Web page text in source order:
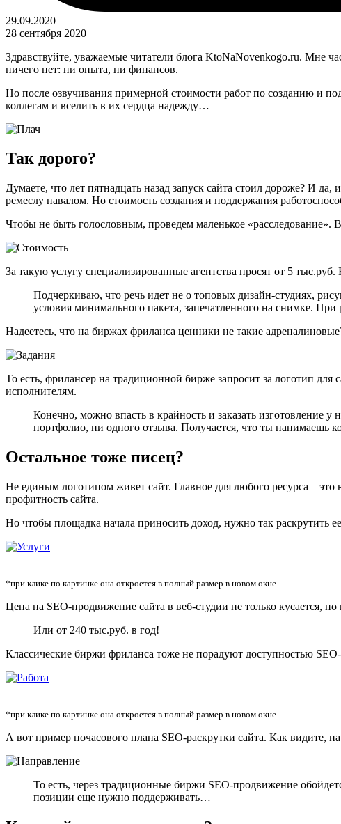
29.09.2020
28 сентября 2020
Здравствуйте, уважаемые читатели блога KtoNaNovenkogo.ru. Мне
ничего нет: ни опыта, ни финансов.
Но после озвучивания примерной стоимости работ по созданию и
коллегам и вселить в их сердца надежду…
Так дорого?
Думаете, что лет пятнадцать назад запуск сайта стоил дороже? И
ремеслу навалом. Но стоимость создания и поддержания
Чтобы не быть голословным, проведем маленькое «расследование».
За такую услугу специализированные агентства просят от 5
Подчеркиваю, что речь идет не о топовых дизайн-студиях,
условия минимального пакета, запечатленного на снимке. При
Надеетесь, что на биржах фриланса ценники не такие
То есть, фрилансер на традиционной бирже запросит за логотип
исполнителям.
Конечно, можно впасть в крайность и заказать изготовление
портфолио, ни одного отзыва. Получается, что ты нанимаешь
Остальное тоже писец?
Не единым логотипом живет сайт. Главное для любого ресурса –
профитность сайта.
Но чтобы площадка начала приносить доход, нужно так раскрутить
*при клике по картинке она откроется в полный размер в новом окне
Цена на SEO-продвижение сайта в веб-студии не только кусается,
Или от 240 тыс.руб. в год!
Классические биржи фриланса тоже не порадуют доступностью
*при клике по картинке она откроется в полный размер в новом окне
А вот пример почасового плана SEO-раскрутки сайта. Как видите,
То есть, через традиционные биржи SEO-продвижение
позиции еще нужно поддерживать…